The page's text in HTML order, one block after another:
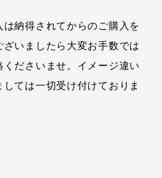
納得されてからのご購入を
いましたら大変お手数では
ださいませ。イメージ違い
ては一切受け付けておりま